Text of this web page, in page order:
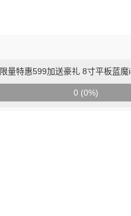
限量特惠599加送豪礼 8寸平板蓝
0 (0%)